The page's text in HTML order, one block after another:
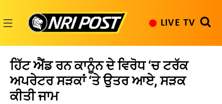
content
LIVE TV
ਹਿੱਟ ਐਂਡ ਰਨ ਕਾਨੂੰਨ ਦੇ ਵਿਰੋਧ ‘ਚ ਟਰੱਕ
ਅਪਰੇਟਰ ਸੜਕਾਂ ‘ਤੇ ਉਤਰ ਆਏ, ਸੜਕ
ਕੀਤੀ ਜਾਮ